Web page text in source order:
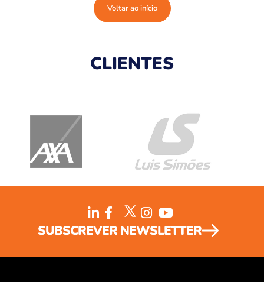
Voltar ao início
CLIENTES
SUBSCREVER NEWSLETTER